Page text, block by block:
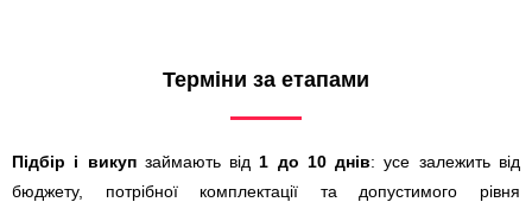
Терміни за етапами
Підбір і викупзаймають від 1 до 10 днів: усе залежить від
бюджету, потрібної комплектації та допустимого рівня